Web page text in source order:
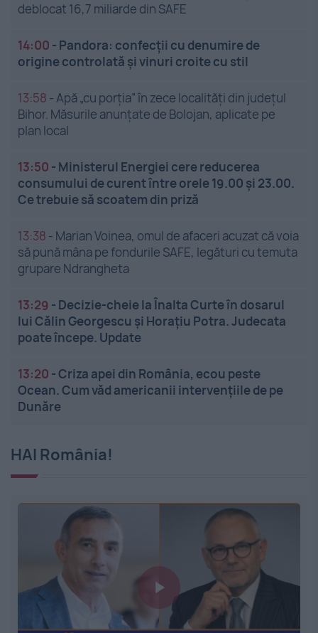
deblocat 16,7 miliarde din SAFE
14:00 - Pandora: confecții cu denumire de
origine controlată și vinuri croite cu stil
13:58 - Apă „cu porția” în zece localități din județul
Bihor. Măsurile anunțate de Bolojan, aplicate pe
plan local
13:50 - Ministerul Energiei cere reducerea
consumului de curent între orele 19.00 și 23.00.
Ce trebuie să scoatem din priză
13:38 - Marian Voinea, omul de afaceri acuzat că voia
să pună mâna pe fondurile SAFE, legături cu temuta
grupare Ndrangheta
13:29 - Decizie-cheie la Înalta Curte în dosarul
lui Călin Georgescu și Horațiu Potra. Judecata
poate începe. Update
13:20 -Criza apei din România, ecou peste
Ocean. Cum văd americanii intervențiile de pe
Dunăre
HAI România!